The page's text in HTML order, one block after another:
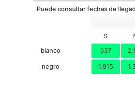
Puede consultar fechas de
S
blanco
537
negro 1.915